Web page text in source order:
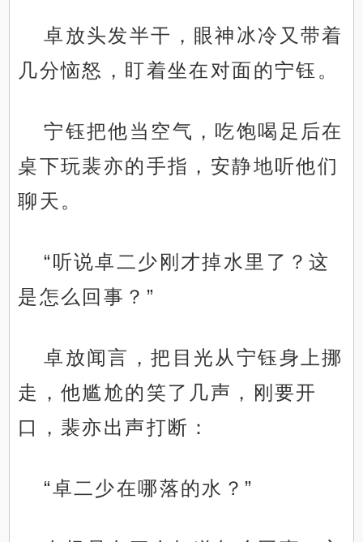
卓放头发半干，眼神冰冷又带着
几分恼怒，盯着坐在对面的宁钰。
宁钰把他当空气，吃饱喝足后在
桌下玩裴亦的手指，安静地听他们
聊天。
“听说卓二少刚才掉水里了？这
是怎么回事？”
卓放闻言，把目光从宁钰身上挪
走，他尴尬的笑了几声，刚要开
口，裴亦出声打断：
“卓二少在哪落的水？”